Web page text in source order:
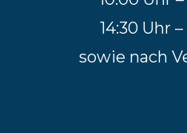
14:30 Uhr
sowie nach